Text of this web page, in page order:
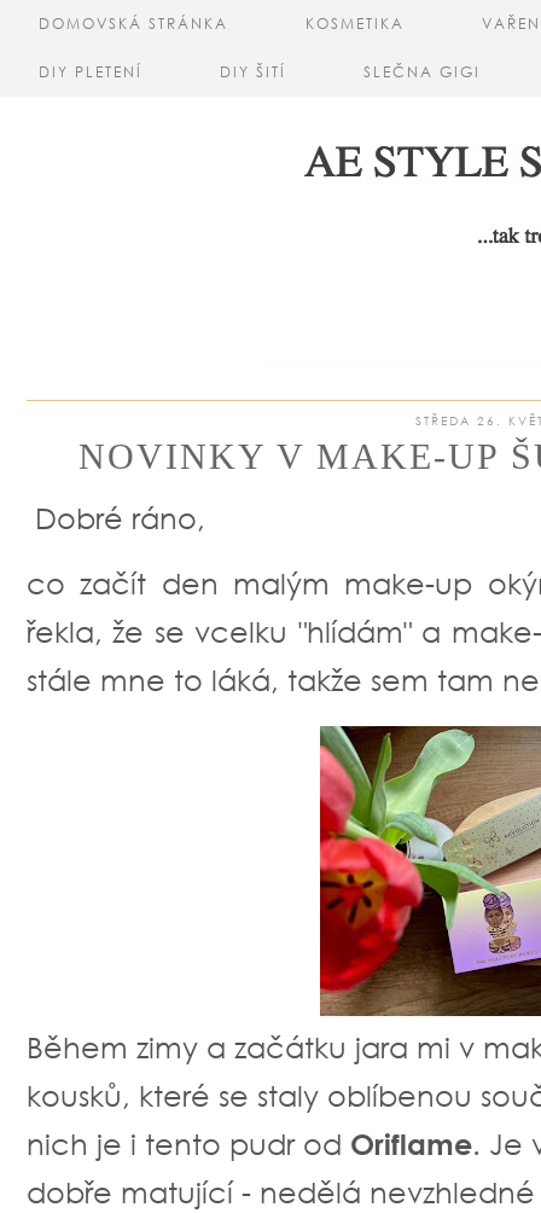
DOMOVSKÁ STRÁNKA KOSMETIKA
DIY PLETENÍ DIY ŠITÍ SLEČNA GIGI
STŘEDA 26.
NOVINKY V MAKE-UP
Dobré ráno,
co začít den malým make-up
řekla, že se vcelku "hlídám" a
stále mne to láká, takže sem tam
Během zimy a začátku jara mi v
kousků, které se staly oblíbenou
nich je i tento pudr od Oriflame. Je
dobře matující - nedělá nevzhledné